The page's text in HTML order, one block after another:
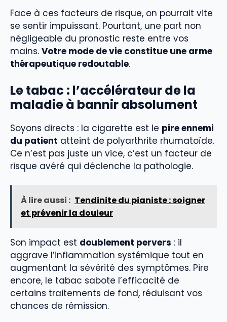
Face à ces facteurs de risque, on pourrait vite
se sentir impuissant. Pourtant, une part non
négligeable du pronostic reste entre vos
mains. Votre mode de vie constitue une arme
thérapeutique redoutable.
Le tabac : l’accélérateur de la
maladie à bannir absolument
Soyons directs : la cigarette est le pire ennemi
du patient atteint de polyarthrite rhumatoïde.
Ce n’est pas juste un vice, c’est un facteur de
risque avéré qui déclenche la pathologie.
À lire aussi : Tendinite du pianiste : soigner
et prévenir la douleur
Son impact est doublement pervers : il
aggrave l’inflammation systémique tout en
augmentant la sévérité des symptômes. Pire
encore, le tabac sabote l’efficacité de
certains traitements de fond, réduisant vos
chances de rémission.